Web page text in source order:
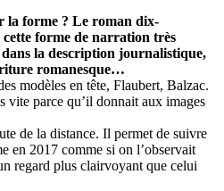
la forme ? Le roman dix-
cette forme de narration très
la description journalistique,
romanesque…
modèles en tête, Flaubert, Balzac.
vite parce qu’il donnait aux images
de la distance. Il permet de suivre
en 2017 comme si on l’observait
regard plus clairvoyant que celui